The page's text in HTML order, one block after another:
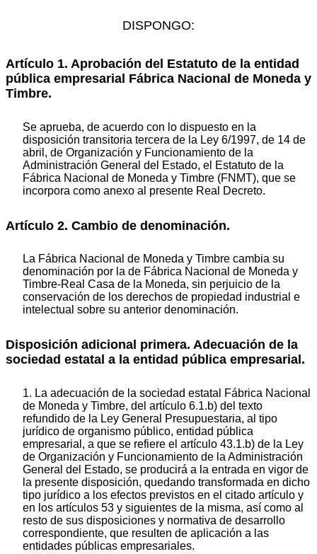
DISPONGO:
Artículo 1. Aprobación del Estatuto de la entidad
pública empresarial Fábrica Nacional de Moneda y
Timbre.
Se aprueba, de acuerdo con lo dispuesto en la
disposición transitoria tercera de la Ley 6/1997, de 14 de
abril, de Organización y Funcionamiento de la
Administración General del Estado, el Estatuto de la
Fábrica Nacional de Moneda y Timbre (FNMT), que se
incorpora como anexo al presente Real Decreto.
Artículo 2. Cambio de denominación.
La Fábrica Nacional de Moneda y Timbre cambia su
denominación por la de Fábrica Nacional de Moneda y
Timbre-Real Casa de la Moneda, sin perjuicio de la
conservación de los derechos de propiedad industrial e
intelectual sobre su anterior denominación.
Disposición adicional primera. Adecuación de la
sociedad estatal a la entidad pública empresarial.
1. La adecuación de la sociedad estatal Fábrica Nacional
de Moneda y Timbre, del artículo 6.1.b) del texto
refundido de la Ley General Presupuestaria, al tipo
jurídico de organismo público, entidad pública
empresarial, a que se refiere el artículo 43.1.b) de la Ley
de Organización y Funcionamiento de la Administración
General del Estado, se producirá a la entrada en vigor de
la presente disposición, quedando transformada en dicho
tipo jurídico a los efectos previstos en el citado artículo y
en los artículos 53 y siguientes de la misma, así como al
resto de sus disposiciones y normativa de desarrollo
correspondiente, que resulten de aplicación a las
entidades públicas empresariales.